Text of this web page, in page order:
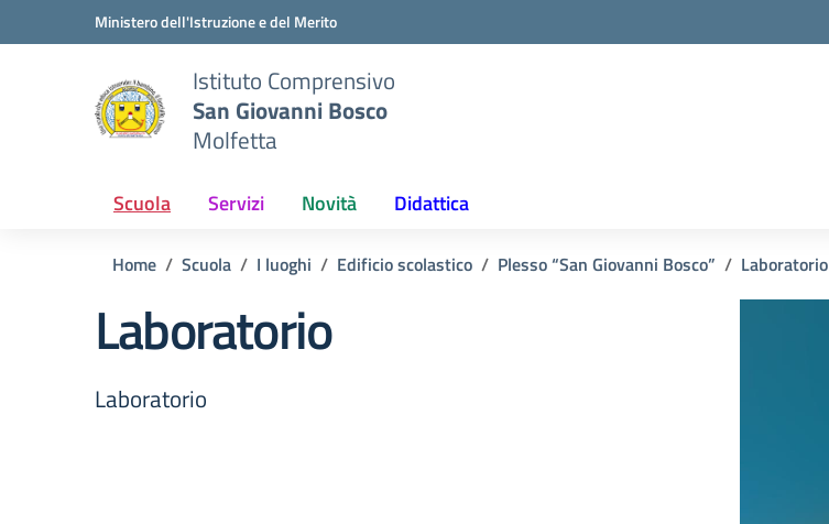
Vai ai contenuti
Vai al menu di navigazioneMinistero dell'Istruzione e del Merito
Istituto Comprensivo
San Giovanni Bosco
Molfetta
Scuola Servizi Novità Didattica
Home Scuola I luoghi Edificio scolastico Plesso “San Giovanni Bosco” Laboratorio
Laboratorio
Laboratorio